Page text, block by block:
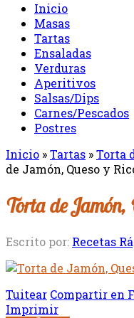
Inicio
Masas
Tartas
Ensaladas
Verduras
Aperitivos
Salsas/Dips
Carnes/Pescados
Postres
Inicio »Tartas »Torta
de Jamón, Queso y
Torta de Jamón,
Escrito por: Recetas
Tuitear Compartir en
Imprimir